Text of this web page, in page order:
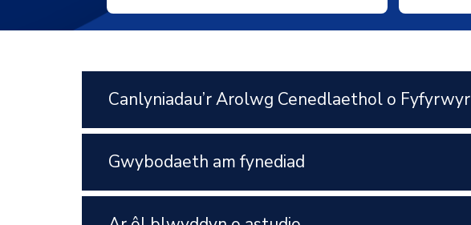
Canlyniadau’r Arolwg Cenedlaethol o Fyfyrwyr
Gwybodaeth am fynediad